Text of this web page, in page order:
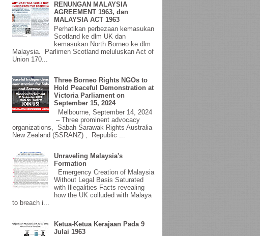
RENUNGAN MALAYSIA
AGREEMENT 1963, dan
MALAYSIA ACT 1963
Perhatikan perbezaan kemasukan
Scotland ke dlm UK dan
kemasukan North Borneo ke dlm
Malaysia. Parlimen Scotland meluluskan Act of
Union 170...
Three Borneo Rights NGOs to
Hold Peaceful Demonstration at
Victoria Parliament on
September 15, 2024
Melbourne, September 14, 2024
– Three prominent advocacy
organizations, Sabah Sarawak Rights Australia
New Zealand (SSRANZ) , Republic ...
Unraveling Malaysia's
Formation
Emergency Creation of Malaysia
Without Legal Basis Saturated
with Illegalities Facts revealing
how the UK colluded with Malaya
to breach i...
Ketua-Ketua Kerajaan Pada 9
Julai 1963